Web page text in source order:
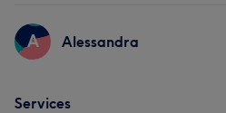
A Alessandra
Services